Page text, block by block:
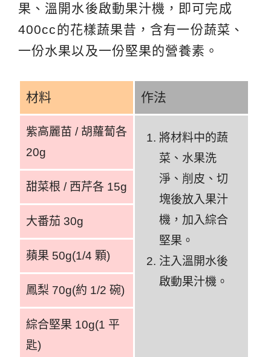
果、溫開水後啟動果汁機，即可完成
400cc的花樣蔬果昔，含有一份蔬菜、
一份水果以及一份堅果的營養素。
材料 作法
紫高麗苗 / 胡蘿蔔各
20g
將材料中的蔬
菜、水果洗
淨、削皮、切
塊後放入果汁
機，加入綜合
堅果。
注入溫開水後
啟動果汁機。
甜菜根 / 西芹各 15g
大番茄 30g
蘋果 50g(1/4 顆)
鳳梨 70g(約 1/2 碗)
綜合堅果 10g(1 平
匙)